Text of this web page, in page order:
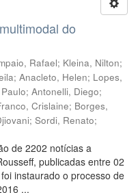
do
Rafael; Kleina, Nilton;
; Anacleto, Helen; Lopes,
; Antonelli, Diego;
Crislaine; Borges,
; Sordi, Renato;
de 2202 notícias a
publicadas entre 02
instaurado o processo de
...